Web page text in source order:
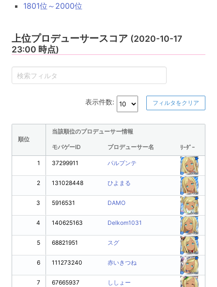
1801位～2000位
上位プロデューサースコア (2020-10-17
23:00 時点)
表示件数: フィルタをクリア
順位
当該順位のプロデューサー情報
モバゲーID プロデューサー名 ﾘｰﾀﾞｰ
1
2
3
4
5
6
7
37299911 パルプンテ
131028448 ひよまる
5916531 DAMO
140625163 Delkom1031
68821951 スグ
111273240 赤いきつね
67665937 ししょー